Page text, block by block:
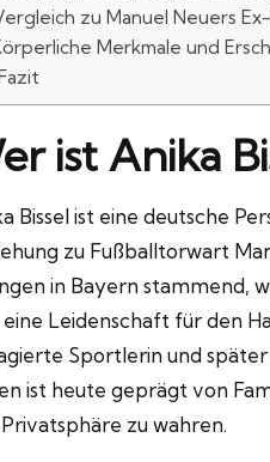
zu Manuel Neuers
Merkmale und
ist Anika
Bissel ist eine deutsche
zu Fußballtorwart
in Bayern stammend,
Leidenschaft für den
Sportlerin und
ist heute geprägt von
zu wahren.